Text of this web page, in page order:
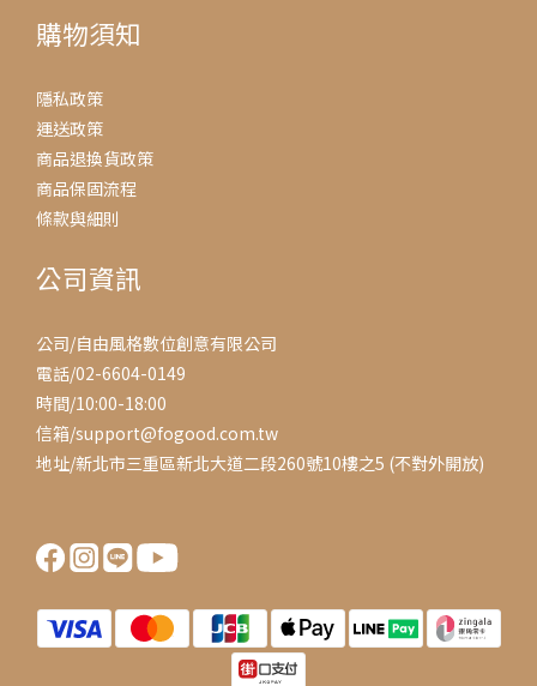
購物須知
隱私政策
運送政策
商品退換貨政策
商品保固流程
條款與細則
公司資訊
公司/自由風格數位創意有限公司
電話/02-6604-0149
時間/10:00-18:00
信箱/support@fogood.com.tw
地址/新北市三重區新北大道二段260號10樓之5 (不對外開放)